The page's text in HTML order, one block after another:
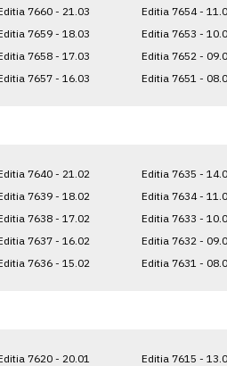
7660 - 21.03
7659 - 18.03
7658 - 17.03
7657 - 16.03
Editia 7654 -
Editia 7653 -
Editia 7652 -
Editia 7651 -
7640 - 21.02
7639 - 18.02
7638 - 17.02
7637 - 16.02
7636 - 15.02
Editia 7635 -
Editia 7634 -
Editia 7633 -
Editia 7632 -
Editia 7631 -
7620 - 20.01
Editia 7615 -